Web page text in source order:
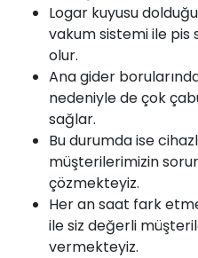
Logar kuyusu
vakum sistemi ile pis
olur.
Ana gider
nedeniyle de çok
sağlar.
Bu durumda ise
müşterilerimizin
çözmekteyiz.
Her an saat fark
ile siz değerli
vermekteyiz.